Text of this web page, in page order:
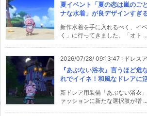
夏イベント「夏の恋は嵐のご
ナな水着」が良デザインすぎ
新作水着を手に入れるべく、イ
く」に行ってきました。「オト ...
2026/07/28/ 09:13:47 : ドレス
『あぶない浴衣』言うほど危
れでイイネ！和風なドレアに
新ドレア用装備「あぶない浴衣
ァッションに新たな選択肢が増 ...